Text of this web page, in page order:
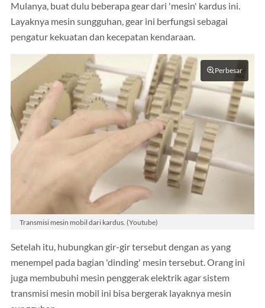
Mulanya, buat dulu beberapa gear dari 'mesin' kardus ini.
Layaknya mesin sungguhan, gear ini berfungsi sebagai
pengatur kekuatan dan kecepatan kendaraan.
Perbesar
Transmisi mesin mobil dari kardus. (Youtube)
Setelah itu, hubungkan gir-gir tersebut dengan as yang
menempel pada bagian 'dinding' mesin tersebut. Orang ini
juga membubuhi mesin penggerak elektrik agar sistem
transmisi mesin mobil ini bisa bergerak layaknya mesin